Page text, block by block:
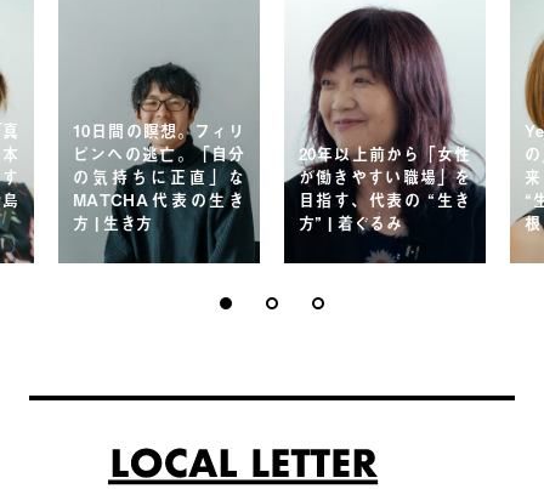
10日間の瞑想。フィリ
ピンへの逃亡。「自分
の気持ちに正直」な
MATCHA代表の生き
方 | 生き方
20年以上前から「女性
が働きやすい職場」を
目指す、代表の “生き
方” | 着ぐるみ
“
根